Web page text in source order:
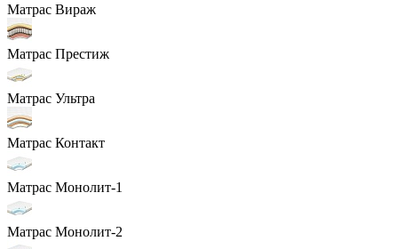
Матрас Вираж
Матрас Престиж
Матрас Ультра
Матрас Контакт
Матрас Монолит-1
Матрас Монолит-2